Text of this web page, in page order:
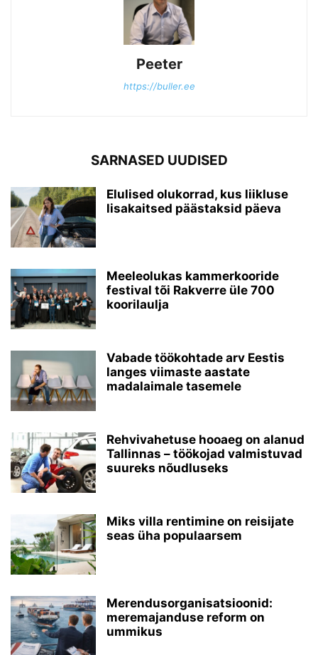
Peeter
https://buller.ee
SARNASED UUDISED
Elulised olukorrad, kus liikluse
lisakaitsed päästaksid päeva
Meeleolukas kammerkooride
festival tõi Rakverre üle 700
koorilaulja
Vabade töökohtade arv Eestis
langes viimaste aastate
madalaimale tasemele
Rehvivahetuse hooaeg on alanud
Tallinnas – töökojad valmistuvad
suureks nõudluseks
Miks villa rentimine on reisijate
seas üha populaarsem
Merendusorganisatsioonid:
meremajanduse reform on
ummikus